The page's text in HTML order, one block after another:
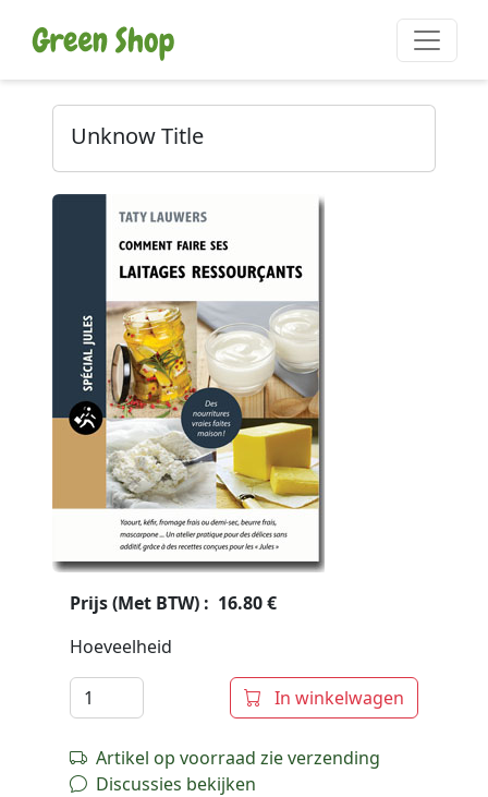
Unknow Title
Prijs (Met BTW) : 16.80 €
Hoeveelheid
In winkelwagen
Artikel op voorraad zie verzending
Discussies bekijken